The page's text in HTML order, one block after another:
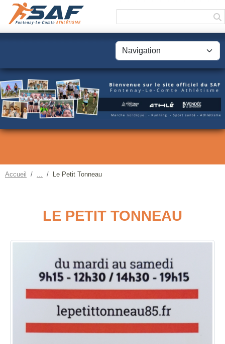
Accueil Le Petit Tonneau
LE PETIT TONNEAU
Panneau de gestion des cookies